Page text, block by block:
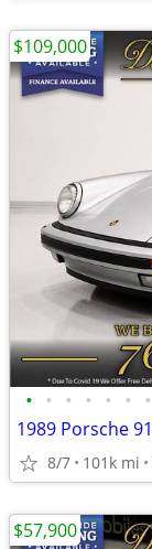
• • • • • • •
8/7 101k mi
$109,000
$57,900